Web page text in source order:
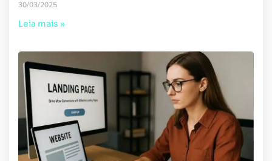
30/03/2025
Leia mais »